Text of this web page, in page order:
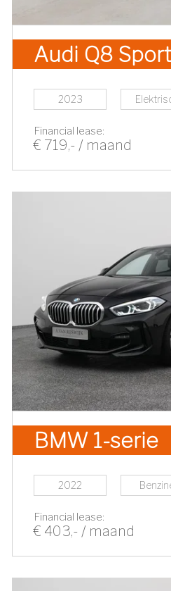
2023
Financial lease:
€ 719,- / maand
BMW 1-serie
2022
Financial lease:
€ 403,- / maand